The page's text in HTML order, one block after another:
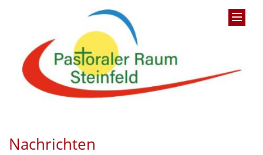
Nachrichten